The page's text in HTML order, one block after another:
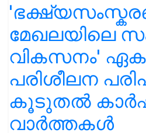
മേഖലയിലെ
വികസനം'
പരിശീലന
കൂടുതൽ
വാർത്തകൾ